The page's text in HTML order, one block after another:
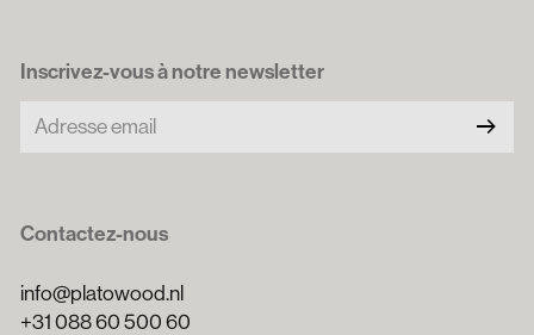
Inscrivez-vous à notre newsletter
arrow_right_alt
Contactez-nous
info@platowood.nl
+31 088 60 500 60